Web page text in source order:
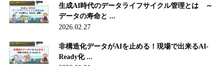
生成AI時代のデータライフサイクル管理とは ～
データの寿命と ...
2026.02.27
非構造化データがAIを止める！現場で出来るAI-
Ready化 ...